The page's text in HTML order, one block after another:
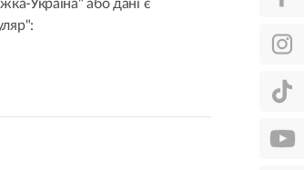
Україна" або дані є